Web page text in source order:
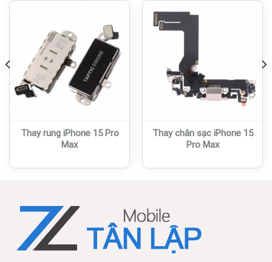
Thay rung iPhone 15 Pro
Max
Thay chân sạc iPhone 15
Pro Max